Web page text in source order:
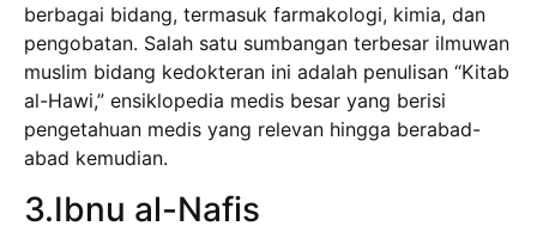
berbagai bidang, termasuk farmakologi, kimia, dan
pengobatan. Salah satu sumbangan terbesar ilmuwan
muslim bidang kedokteran ini adalah penulisan “Kitab
al-Hawi,” ensiklopedia medis besar yang berisi
pengetahuan medis yang relevan hingga berabad-
abad kemudian.
3.Ibnu al-Nafis